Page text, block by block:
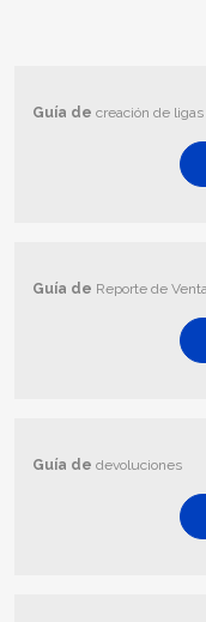
Guía de creación de
Guía de Reporte de
Guía de devoluciones